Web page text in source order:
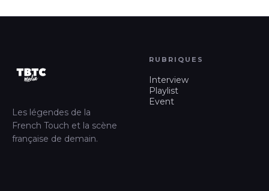
Les légendes de la
French Touch et la scène
française de demain.
RUBRIQUES
Interview
Playlist
Event